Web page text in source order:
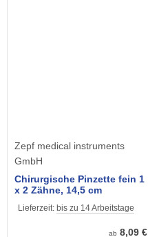
Zepf medical instruments
GmbH
Chirurgische Pinzette fein 1
x 2 Zähne, 14,5 cm
Lieferzeit: bis zu 14 Arbeitstage
ab 8,09 €